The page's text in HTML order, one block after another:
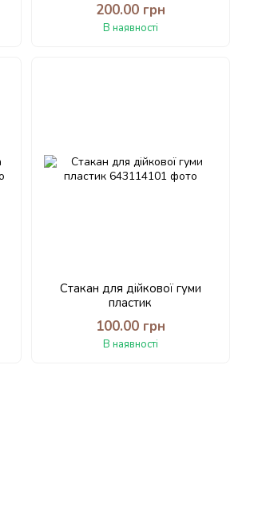
200.00 грн
В наявності
Стакан для дійкової гуми
пластик
100.00 грн
В наявності